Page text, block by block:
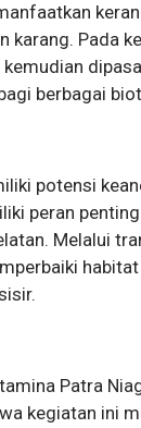
karang. Pada
berbagai
potensi
peran
Melalui
Patra
kegiatan ini